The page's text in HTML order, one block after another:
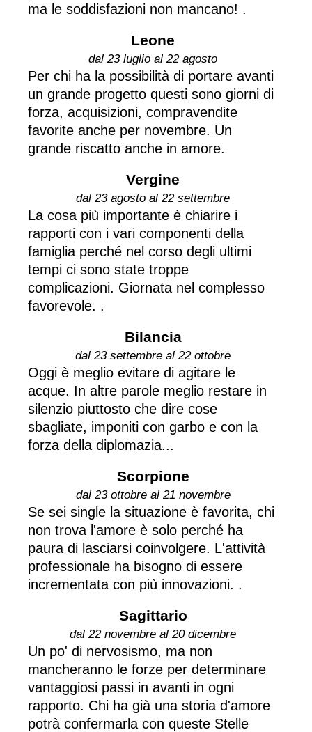
ma le soddisfazioni non mancano! .
Leone
dal 23 luglio al 22 agosto
Per chi ha la possibilità di portare avanti
un grande progetto questi sono giorni di
forza, acquisizioni, compravendite
favorite anche per novembre. Un
grande riscatto anche in amore.
Vergine
dal 23 agosto al 22 settembre
La cosa più importante è chiarire i
rapporti con i vari componenti della
famiglia perché nel corso degli ultimi
tempi ci sono state troppe
complicazioni. Giornata nel complesso
favorevole. .
Bilancia
dal 23 settembre al 22 ottobre
Oggi è meglio evitare di agitare le
acque. In altre parole meglio restare in
silenzio piuttosto che dire cose
sbagliate, imponiti con garbo e con la
forza della diplomazia...
Scorpione
dal 23 ottobre al 21 novembre
Se sei single la situazione è favorita, chi
non trova l'amore è solo perché ha
paura di lasciarsi coinvolgere. L'attività
professionale ha bisogno di essere
incrementata con più innovazioni. .
Sagittario
dal 22 novembre al 20 dicembre
Un po' di nervosismo, ma non
mancheranno le forze per determinare
vantaggiosi passi in avanti in ogni
rapporto. Chi ha già una storia d'amore
potrà confermarla con queste Stelle